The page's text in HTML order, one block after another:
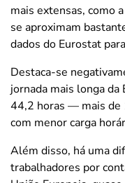
mais extensas, como
se aproximam
dados do Eurostat
Destaca-se
jornada mais longa da
44,2 horas — mais de
com menor carga
Além disso, há uma
trabalhadores por